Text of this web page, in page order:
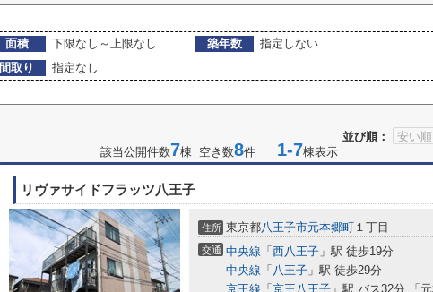
面積 下限なし～上限なし 築年数
指定しない
間取り
指定なし
並び順：
該当公開件数7棟 空き数8件 1-7棟表示
リヴァサイドフラッツ八王子
住所 東京都八王子市元本郷町 １丁目
交通 中央線 「 西八王子 」駅 徒歩19分
中央線 「 八王子 」駅 徒歩29分
京王線 「 京王八王子 」駅 バス32分 「